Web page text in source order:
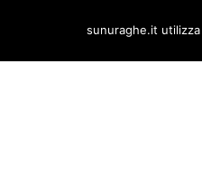
content
sunuraghe.it